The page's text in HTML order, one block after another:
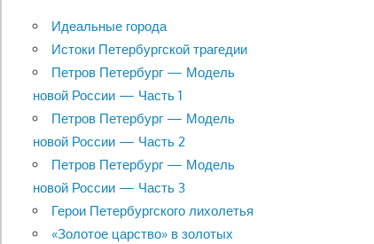
Идеальные города
Истоки Петербургской трагедии
Петров Петербург — Модель
новой России — Часть 1
Петров Петербург — Модель
новой России — Часть 2
Петров Петербург — Модель
новой России — Часть 3
Герои Петербургского лихолетья
«Золотое царство» в золотых